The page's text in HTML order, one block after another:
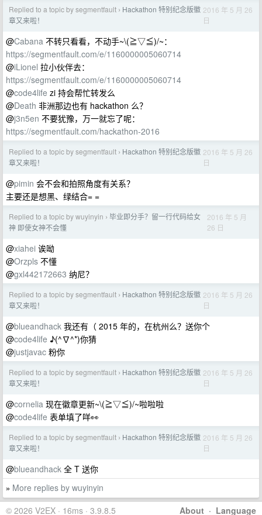
Replied to a topic by segmentfault › Hackathon 特别纪念版徽
章又来啦！
2016 年 5 月 26
日
@Cabana 不转只看看，不动手~\(≧▽≦)/~：
https://segmentfault.com/e/1160000005060714
@iLionel 拉小伙伴去：
https://segmentfault.com/e/1160000005060714
@code4life zi 持会帮忙转发么
@Death 非洲那边也有 hackathon 么？
@j3n5en 不要犹豫，万一就忘了呢：
https://segmentfault.com/hackathon-2016
Replied to a topic by segmentfault › Hackathon 特别纪念版徽
章又来啦！
2016 年 5 月 26
日
@pimin 会不会和拍照角度有关系？
主要还是想黑、绿结合= =
Replied to a topic by wuyinyin › 毕业即分手？留一行代码给女
神 即使女神不会懂
2016 年 5 月
26 日
@xiahei 诶呦
@Orzpls 不懂
@gxl442172663 纳尼？
Replied to a topic by segmentfault › Hackathon 特别纪念版徽
章又来啦！
2016 年 5 月 26
日
@blueandhack 我还有（ 2015 年的，在杭州么？送你个
@code4life ♪(^∇^*)你猜
@justjavac 粉你
Replied to a topic by segmentfault › Hackathon 特别纪念版徽
章又来啦！
2016 年 5 月 26
日
@cornelia 现在徽章更新~\(≧▽≦)/~啦啦啦
@code4life 表单填了咩👀
Replied to a topic by segmentfault › Hackathon 特别纪念版徽
章又来啦！
2016 年 5 月 26
日
@blueandhack 全 T 送你
» More replies by wuyinyin
About · Language
© 2026 V2EX · 16ms · 3.9.8.5